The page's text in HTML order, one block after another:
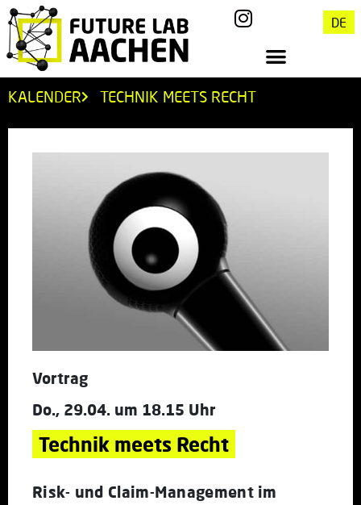
DE
KALENDER TECHNIK MEETS RECHT
Vortrag
Do., 29.04. um 18.15 Uhr
Technik meets Recht
Risk- und Claim-Management im